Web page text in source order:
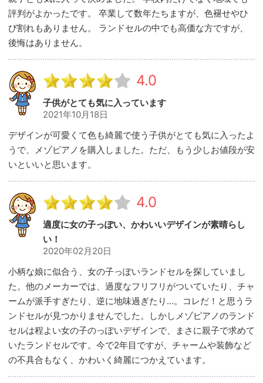
評判がよかったです。 卒業して数年たちますが、色褪せやひ
び割れもありません。 ランドセルの中でも高価な方ですが、
後悔はありません。
4.0
子供がとても気に入っています
2021年10月18日
デザインが可愛くて色も綺麗で使う子供がとても気に入ったよ
うで、メゾピアノを購入しました。ただ、もう少しお値段が安
いといいと思います。
4.0
適度に女の子っぽい、かわいいデザインが素晴らし
い！
2020年02月20日
小柄な娘に似合う、女の子っぽいランドセルを探していまし
た。他のメーカーでは、過度なフリフリがついていたり、チャ
ームが派手すぎたり、逆に地味過ぎたり…。コレだ！と思うラ
ンドセルが見つかりませんでした。しかしメゾピアノのランド
セルは程よい女の子のっぽいデザインで、まさに親子で求めて
いたランドセルです。今で2年目ですが、チャームや装飾など
の不具合もなく、かわいく綺麗につかえています。